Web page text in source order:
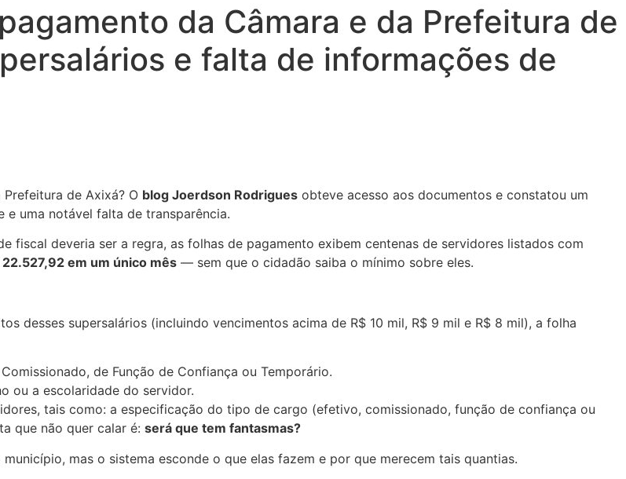
da Câmara e da Prefeitura de
e falta de informações de
de Axixá? O blog Joerdson Rodrigues obteve acesso aos documentos e constatou um
uma notável falta de transparência.
fiscal deveria ser a regra, as folhas de pagamento exibem centenas de servidores listados com
22.527,92 em um único mês — sem que o cidadão saiba o mínimo sobre eles.
desses supersalários (incluindo vencimentos acima de R$ 10 mil, R$ 9 mil e R$ 8 mil), a folha
de Função de Confiança ou Temporário.
ou a escolaridade do servidor.
tais como: a especificação do tipo de cargo (efetivo, comissionado, função de confiança ou
que não quer calar é: será que tem fantasmas?
mas o sistema esconde o que elas fazem e por que merecem tais quantias.